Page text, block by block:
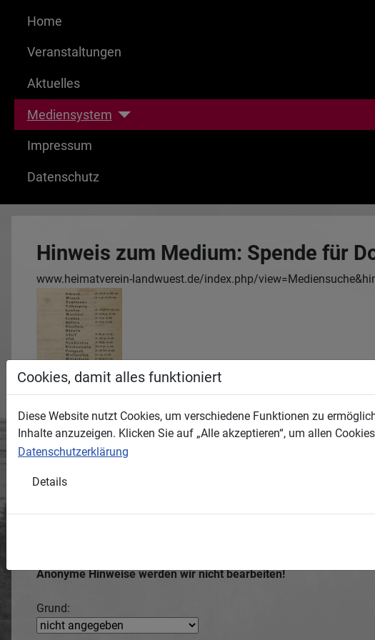
Home
Veranstaltungen
Aktuelles
Mediensystem
Impressum
Datenschutz
Hinweis zum Medium: Spende für
www.heimatverein-landwuest.de/index.php/
Bereitsteller: Tanne15
Wenn Sie
Uns bei den fehlenden Informationen zu den Medien
Fehler entdeckt haben,
wichtige Informationen geben können,
oder auf andere Weise hilfreich sein können,
Anonyme Hinweise werden wir nicht bearbeiten!
Grund:
Cookies, damit alles funktioniert
Diese Website nutzt Cookies, um verschiedene Funktionen zu
Inhalte anzuzeigen. Klicken Sie auf „Alle akzeptieren“, um allen
Datenschutzerklärung
Details